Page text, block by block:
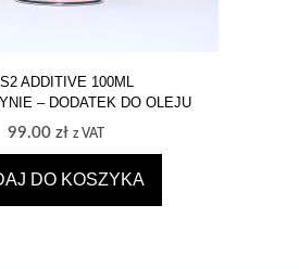
ADDITIVE 100ML
– DODATEK DO OLEJU
99.00 zł z VAT
DO KOSZYKA